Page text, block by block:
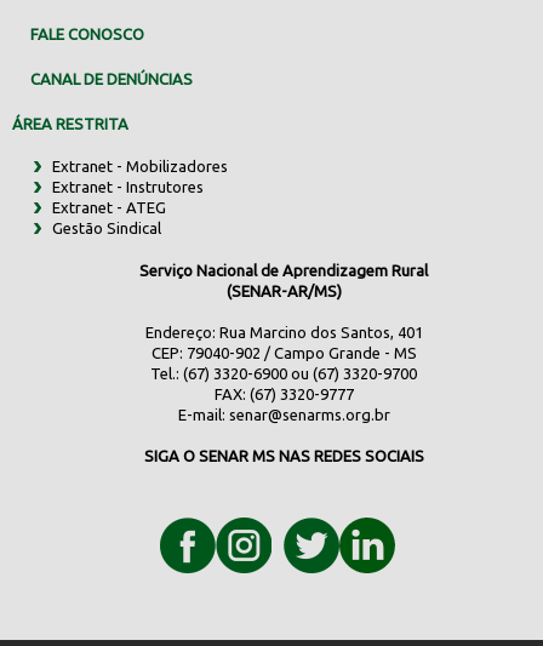
FALE CONOSCO
CANAL DE DENÚNCIAS
ÁREA RESTRITA
Extranet - Mobilizadores
Extranet - Instrutores
Extranet - ATEG
Gestão Sindical
Serviço Nacional de Aprendizagem Rural
(SENAR-AR/MS)
Endereço: Rua Marcino dos Santos, 401
CEP: 79040-902 / Campo Grande - MS
Tel.: (67) 3320-6900 ou (67) 3320-9700
FAX: (67) 3320-9777
E-mail: senar@senarms.org.br
SIGA O SENAR MS NAS REDES SOCIAIS